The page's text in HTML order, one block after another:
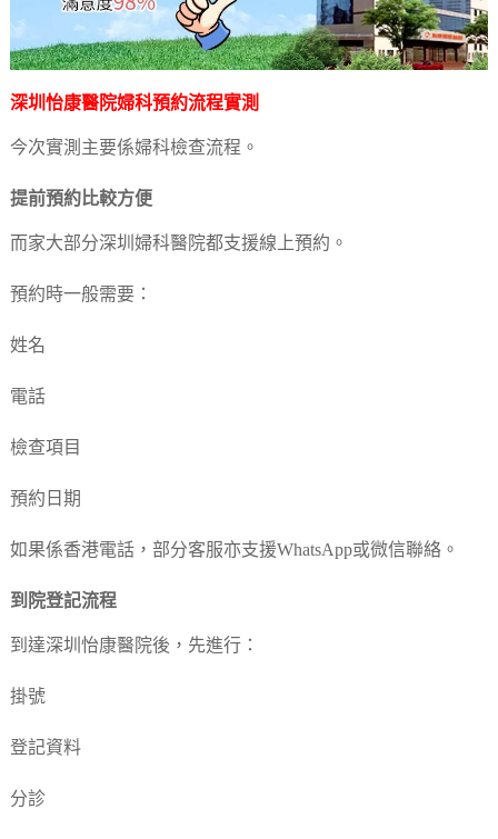
深圳怡康醫院婦科預約流程實測
今次實測主要係婦科檢查流程。
提前預約比較方便
而家大部分深圳婦科醫院都支援線上預約。
預約時一般需要：
姓名
電話
檢查項目
預約日期
如果係香港電話，部分客服亦支援WhatsApp或微信聯絡。
到院登記流程
到達深圳怡康醫院後，先進行：
掛號
登記資料
分診